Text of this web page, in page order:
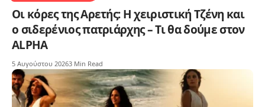
Οι κόρες της Αρετής: Η χειριστική Τζένη και
ο σιδερένιος πατριάρχης – Τι θα δούμε στον
ALPHA
5 Αυγούστου 20263 Min Read